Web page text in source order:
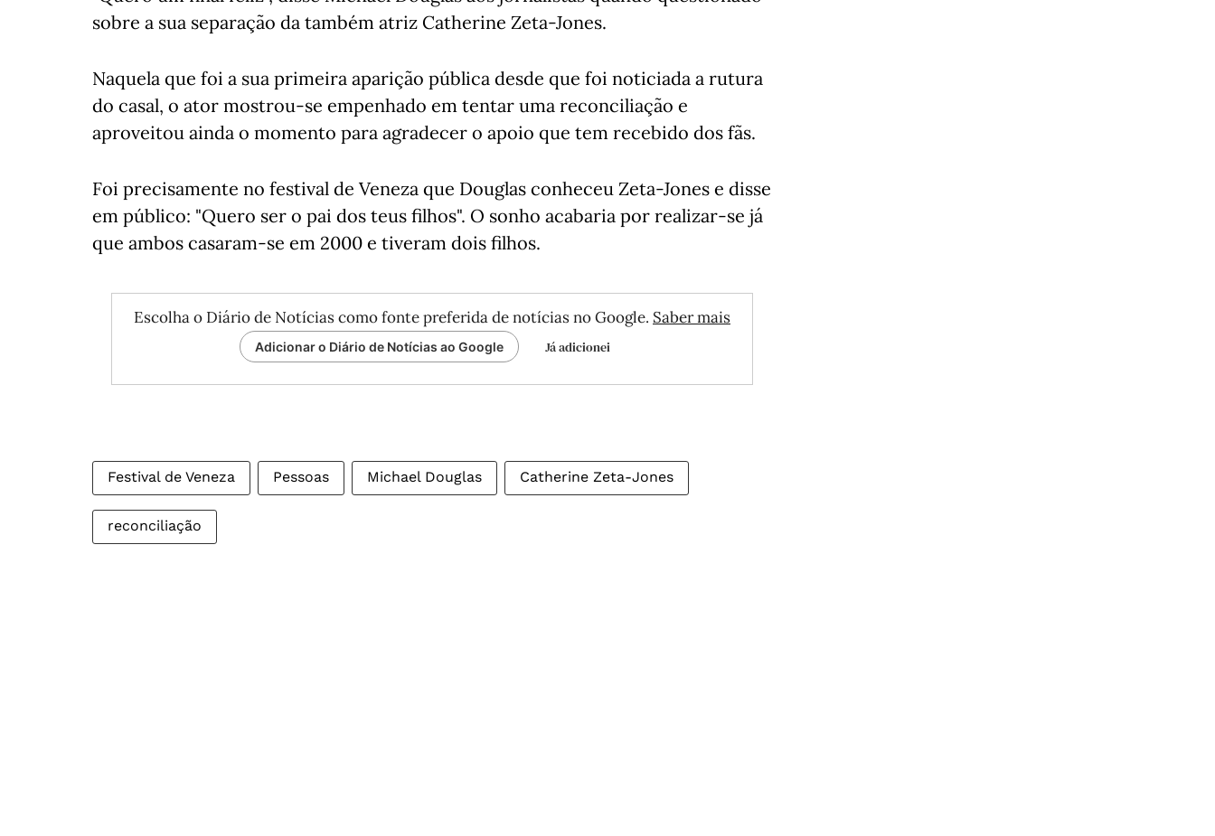
sobre a sua separação da também atriz Catherine Zeta-Jones.
Naquela que foi a sua primeira aparição pública desde que foi noticiada a rutura
do casal, o ator mostrou-se empenhado em tentar uma reconciliação e
aproveitou ainda o momento para agradecer o apoio que tem recebido dos fãs.
Foi precisamente no festival de Veneza que Douglas conheceu Zeta-Jones e disse
em público: "Quero ser o pai dos teus filhos". O sonho acabaria por realizar-se já
que ambos casaram-se em 2000 e tiveram dois filhos.
Escolha o Diário de Notícias como fonte preferida de notícias no Google. Saber mais
Adicionar o Diário de Notícias ao Google Já adicionei
Festival de Veneza Pessoas Michael Douglas Catherine Zeta-Jones
reconciliação